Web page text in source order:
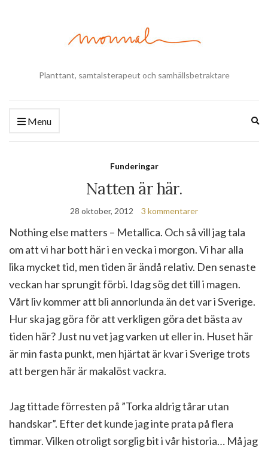
Planttant, samtalsterapeut och samhällsbetraktare
Menu
Funderingar
Natten är här.
28 oktober, 2012 3 kommentarer
Nothing else matters – Metallica. Och så vill jag tala
om att vi har bott här i en vecka i morgon. Vi har alla
lika mycket tid, men tiden är ändå relativ. Den senaste
veckan har sprungit förbi. Idag sög det till i magen.
Vårt liv kommer att bli annorlunda än det var i Sverige.
Hur ska jag göra för att verkligen göra det bästa av
tiden här? Just nu vet jag varken ut eller in. Huset här
är min fasta punkt, men hjärtat är kvar i Sverige trots
att bergen här är makalöst vackra.
Jag tittade förresten på ”Torka aldrig tårar utan
handskar”. Efter det kunde jag inte prata på flera
timmar. Vilken otroligt sorglig bit i vår historia… Må jag